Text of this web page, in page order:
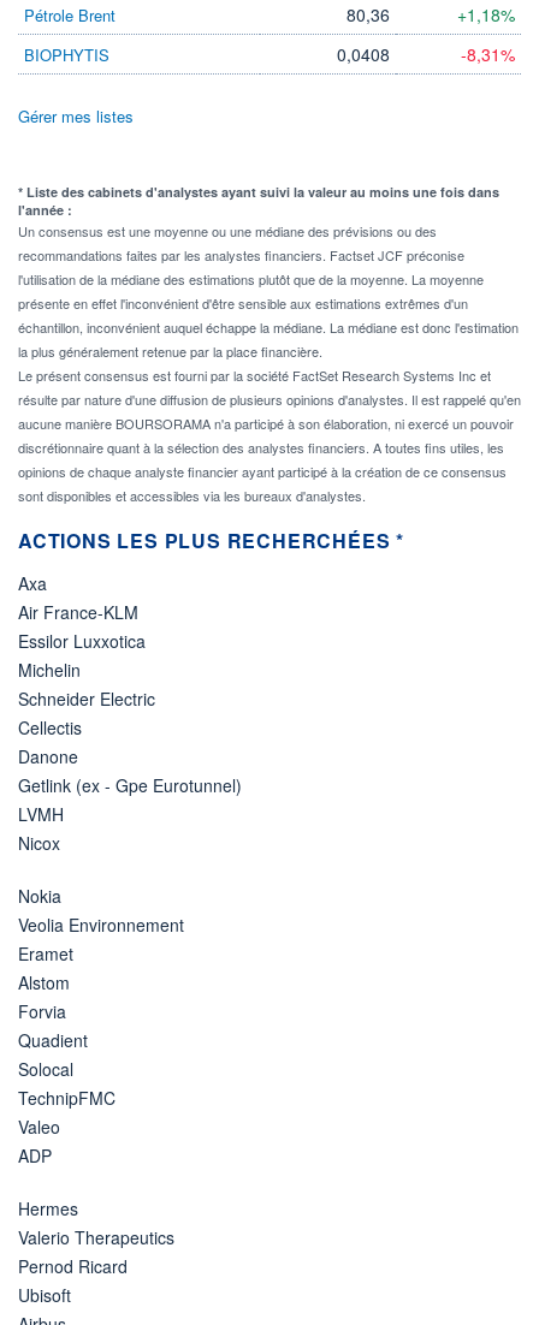
Pétrole Brent 80,36 +1,18%
BIOPHYTIS 0,0408 -8,31%
Gérer mes listes
* Liste des cabinets d'analystes ayant suivi la valeur au moins une fois dans
l'année :
Un consensus est une moyenne ou une médiane des prévisions ou des
recommandations faites par les analystes financiers. Factset JCF préconise
l'utilisation de la médiane des estimations plutôt que de la moyenne. La moyenne
présente en effet l'inconvénient d'être sensible aux estimations extrêmes d'un
échantillon, inconvénient auquel échappe la médiane. La médiane est donc l'estimation
la plus généralement retenue par la place financière.
Le présent consensus est fourni par la société FactSet Research Systems Inc et
résulte par nature d'une diffusion de plusieurs opinions d'analystes. Il est rappelé qu'en
aucune manière BOURSORAMA n'a participé à son élaboration, ni exercé un pouvoir
discrétionnaire quant à la sélection des analystes financiers. A toutes fins utiles, les
opinions de chaque analyste financier ayant participé à la création de ce consensus
sont disponibles et accessibles via les bureaux d'analystes.
ACTIONS LES PLUS RECHERCHÉES *
Axa
Air France-KLM
Essilor Luxxotica
Michelin
Schneider Electric
Cellectis
Danone
Getlink (ex - Gpe Eurotunnel)
LVMH
Nicox
Nokia
Veolia Environnement
Eramet
Alstom
Forvia
Quadient
Solocal
TechnipFMC
Valeo
ADP
Hermes
Valerio Therapeutics
Pernod Ricard
Ubisoft